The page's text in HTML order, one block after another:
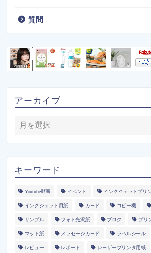
質問
アーカイブ
キーワード
Youtube動画 イベント インクジェットプリ
インクジェット用紙 カード コピー機
サンプル フォト光沢紙 ブログ プリ
マット紙 メッセージカード ラベルシール
レビュー レポート レーザープリンタ用紙